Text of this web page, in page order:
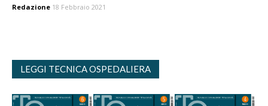
Redazione 18 Febbraio 2021
LEGGI TECNICA OSPEDALIERA